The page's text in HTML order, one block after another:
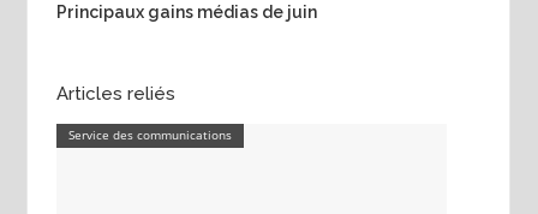
Principaux gains médias de juin
Articles reliés
Service des communications